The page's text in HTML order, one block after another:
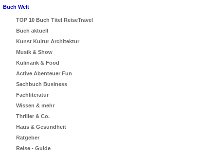
Buch Welt
TOP 10 Buch Titel ReiseTravel
Buch aktuell
Kunst Kultur Architektur
Musik & Show
Kulinarik & Food
Active Abenteuer Fun
Sachbuch Business
Fachliteratur
Wissen & mehr
Thriller & Co.
Haus & Gesundheit
Ratgeber
Reise - Guide